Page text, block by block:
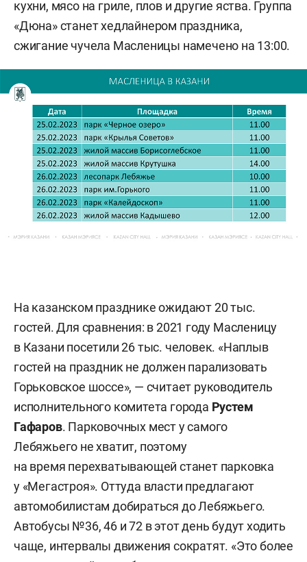
кухни, мясо на гриле, плов и другие яства. Группа
«Дюна» станет хедлайнером праздника,
сжигание чучела Масленицы намечено на 13:00.
На казанском празднике ожидают 20 тыс.
гостей. Для сравнения: в 2021 году Масленицу
в Казани посетили 26 тыс. человек. «Наплыв
гостей на праздник не должен парализовать
Горьковское шоссе», — считает руководитель
исполнительного комитета города Рустем
Гафаров. Парковочных мест у самого
Лебяжьего не хватит, поэтому
на время перехватывающей станет парковка
у «Мегастроя». Оттуда власти предлагают
автомобилистам добираться до Лебяжьего.
Автобусы №36, 46 и 72 в этот день будут ходить
чаще, интервалы движения сократят. «Это более